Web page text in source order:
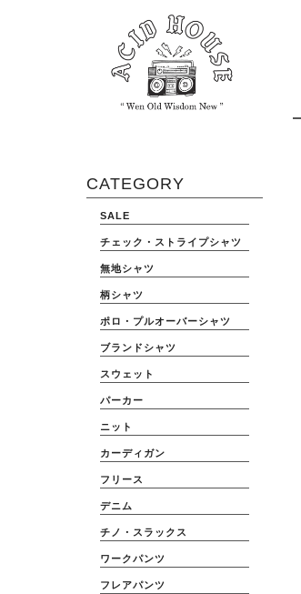
CATEGORY
SALE
チェック・ストライプシャツ
無地シャツ
柄シャツ
ポロ・プルオーバーシャツ
ブランドシャツ
スウェット
パーカー
ニット
カーディガン
フリース
デニム
チノ・スラックス
ワークパンツ
フレアパンツ